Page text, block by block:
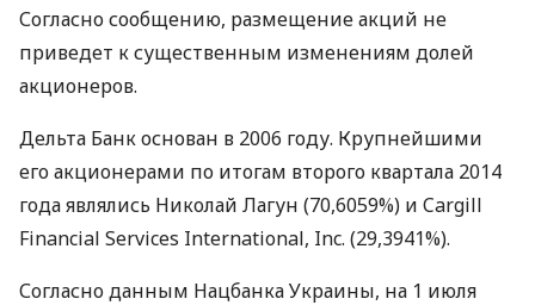
Согласно сообщению, размещение акций не
приведет к существенным изменениям долей
акционеров.
Дельта Банк основан в 2006 году. Крупнейшими
его акционерами по итогам второго квартала 2014
года являлись Николай Лагун (70,6059%) и Cargill
Financial Services International, Inc. (29,3941%).
Согласно данным Нацбанка Украины, на 1 июля